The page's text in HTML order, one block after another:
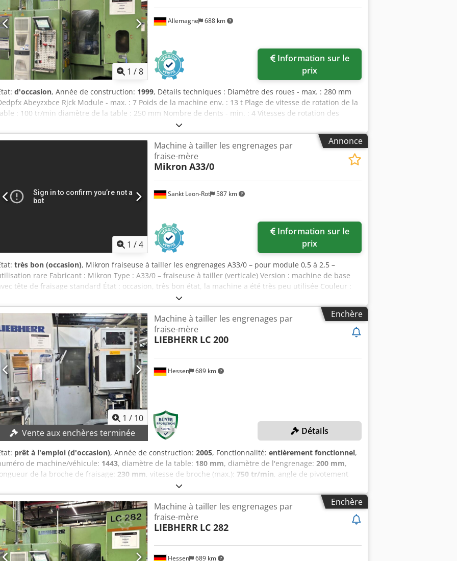
1 /8
Allemagne 688 km
Information sur le
prix
d'occasion, Année de construction: 1999, Détails techniques : Diamètre des roues - max. : 280 mm
Abeyzxbce Rjck Module - max. : 7 Poids de la machine env. : 13 t Plage de vitesse de rotation de la
: 100 tr/min diamètre de la table : 250 mm Nombre de dents - min. : 4 Vitesses de rotation des
fraises : 1500 tr/min diamètre maximal de la fraise : 160 longueur max. de la fraise : 230 mm Machine à
par développante bien entretenue Disponible à partir du 01.08.2024 *
Annonce
1 /4
Sankt Leon-Rot 587 km
Machine à tailler les engrenages par
fraise-mère
Mikron A33/0
Information sur le
prix
très bon (occasion), Mikron fraiseuse à tailler les engrenages A33/0 – pour module 0,5 à 2,5 –
rare Fabricant : Mikron Type : A33/0 – fraiseuse à tailler (verticale) Version : machine de base
tête de fraisage standard État : occasion, très bon état, la machine a été très peu utilisée Couleur :
vert Djdpfxjx A D Izs Ab Reck Données techniques Diamètre maximal de la pièce : env. 80 mm Longueur
fraisage maximale : env. 150 mm Plage de module : env. 0,5 – 2,5 Idéale pour les petits engrenages
dans la plage de module 0,5 – 1,0 Moteur principal : 3 kW Raccordement électrique : 3 x 380 V AC, 50 Hz
totale : env. 9,5 kVA Dimensions & poids L x l x H : env. 1.450 x 1.380 x 2.080 mm Poids :
env. 2.200 kg Particularités Très adaptée à la production de petits engrenages (module 0,5 – 1,0) Machine
utilisée en production, donc peu d'usure Disponibilité / service Photos détaillées et vidéo en
fonctionnement sur demande Offre comprenant prix, conditions de livraison et délai sur demande Sous
réserve de vente préalable et d’erreurs.
Enchère
1 / 10
Vente aux enchères terminée
Hessen 689 km
Machine à tailler les engrenages par
fraise-mère
LIEBHERR LC 200
Détails
prêt à l'emploi (d'occasion), Année de construction: 2005, Fonctionnalité: entièrement fonctionnel,
de machine/véhicule: 1443, diamètre de la table: 180 mm, diamètre de l'engrenage: 200 mm,
de la broche de fraisage: 230 mm, vitesse de broche (max.): 750 tr/min, angle de pivotement
45 °, DÉTAILS TECHNIQUES Max. diamètre de la pièce :
mm Diamètre de la table : 180 mm Max. vitesse de la table : 100 tr/min Entraxe : 15 - 400 mm Support
machine max. course axiale : 600 mm Dispositif pivotant pour tête de fraisage Angle de pivotement de
la tête de fraisage : ± 45 degrés Djdpfow T Ry Tex Ab Reck tête de fraisage Puissance d'entraînement : 27
max. module : 7 mm Max. vitesse de coupe : 750 tr/min max. diamètre de la fraise : 160 mm max.
longueur de coupe : 230 mm max. course tangentielle : 200 mm Max. vitesse tangentielle : 3 000 mm/min
Max. course du contre-support : 540 mm Max. avance rapide du contre-porte-pièce : 15 000
Enchère
Hessen 689 km
Machine à tailler les engrenages par
fraise-mère
LIEBHERR LC 282